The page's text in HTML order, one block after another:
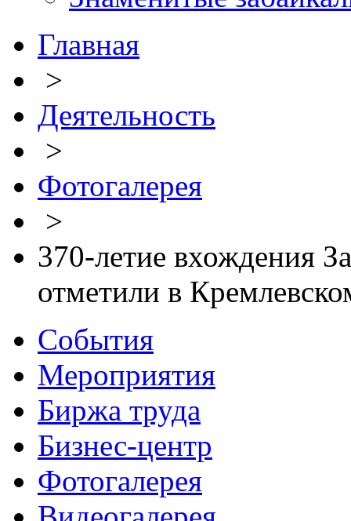
Главная
>
Деятельность
>
Фотогалерея
>
370-летие вхождения
отметили в
События
Мероприятия
Биржа труда
Бизнес-центр
Фотогалерея